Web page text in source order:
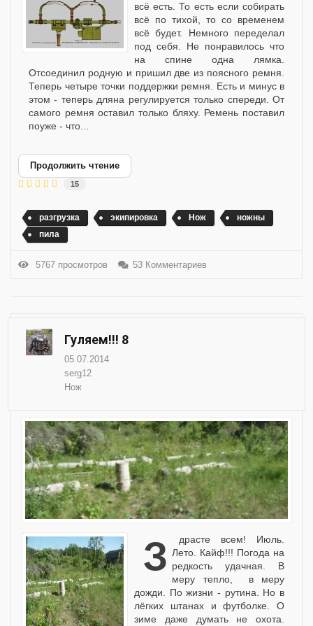
всё есть. То есть если собирать
всё по тихой, то со временем
всё будет. Немного переделал
под себя. Не понравилось что
на спине одна лямка.
Отсоединил родную и пришил две из поясного ремня.
Теперь четыре точки поддержки ремня. Есть и минус в
этом - теперь дляна регулируется только спереди. От
самого ремня оставил только бляху. Ремень поставил
поуже - что...
Продолжить чтение
15
разгрузка экипировка Нож
ножны
пила
5767 просмотров 53 Комментариев
Гуляем!!! 8
05.07.2014
serg12
Нож
Здрасте всем! Июль. Лето. Кайф!!! Погода на
редкость удачная. В
меру тепло, в меру
дожди. По жизни - рутина. Но в
лёгких штанах и футболке. О
зиме даже думать не охота.